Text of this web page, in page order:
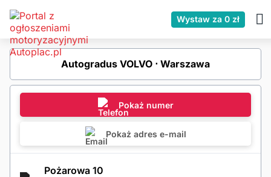
Wystaw za 0 zł
Autogradus VOLVO ⋅ Warszawa
Pokaż numer
Pokaż adres e-mail
Pożarowa 10